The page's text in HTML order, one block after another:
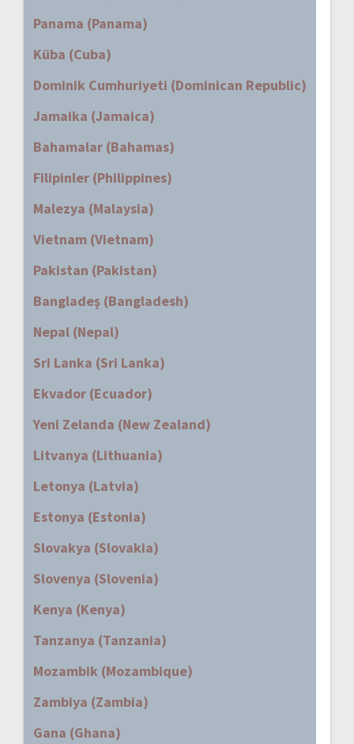
Panama (Panama)
Küba (Cuba)
Dominik Cumhuriyeti (Dominican Republic)
Jamaika (Jamaica)
Bahamalar (Bahamas)
Filipinler (Philippines)
Malezya (Malaysia)
Vietnam (Vietnam)
Pakistan (Pakistan)
Bangladeş (Bangladesh)
Nepal (Nepal)
Sri Lanka (Sri Lanka)
Ekvador (Ecuador)
Yeni Zelanda (New Zealand)
Litvanya (Lithuania)
Letonya (Latvia)
Estonya (Estonia)
Slovakya (Slovakia)
Slovenya (Slovenia)
Kenya (Kenya)
Tanzanya (Tanzania)
Mozambik (Mozambique)
Zambiya (Zambia)
Gana (Ghana)